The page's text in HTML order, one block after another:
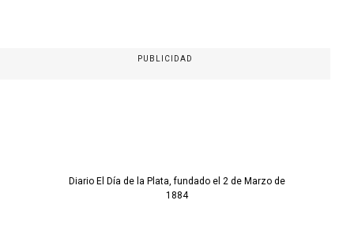
PUBLICIDAD
Diario El Día de la Plata, fundado el 2 de Marzo de
1884